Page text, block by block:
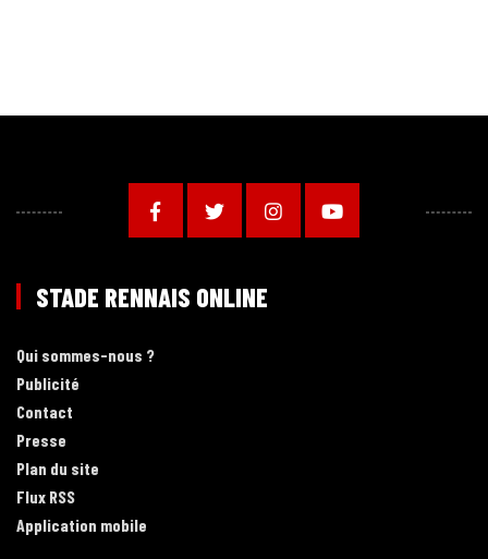
STADE RENNAIS ONLINE
Qui sommes-nous ?
Publicité
Contact
Presse
Plan du site
Flux RSS
Application mobile